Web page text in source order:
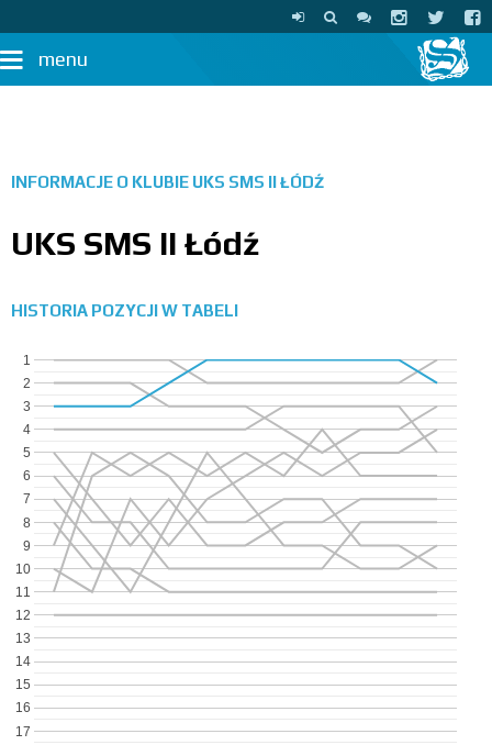
menu
INFORMACJE O KLUBIE UKS SMS II ŁÓDŹ
UKS SMS II Łódź
HISTORIA POZYCJI W TABELI
1
2
3
4
5
6
7
8
9
10
11
12
13
14
15
16
17